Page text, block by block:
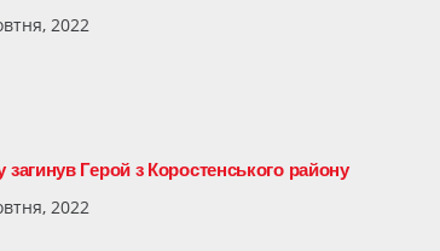
2022
Герой з Коростенського району
2022